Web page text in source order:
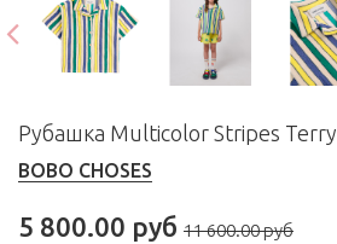
Рубашка Multicolor Stripes Terry
BOBO CHOSES
5 800.00 руб 11 600.00 руб